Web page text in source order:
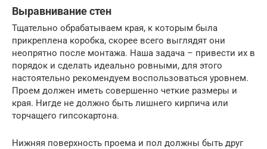
Выравнивание стен
Тщательно обрабатываем края, к которым была
прикреплена коробка, скорее всего выглядят они
неопрятно после монтажа. Наша задача – привести их в
порядок и сделать идеально ровными, для этого
настоятельно рекомендуем воспользоваться уровнем.
Проем должен иметь совершенно четкие размеры и
края. Нигде не должно быть лишнего кирпича или
торчащего гипсокартона.
Нижняя поверхность проема и пол должны быть друг